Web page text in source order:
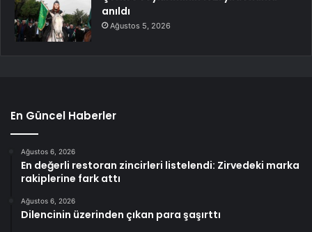
anıldı
Ağustos 5, 2026
En Güncel Haberler
Ağustos 6, 2026
En değerli restoran zincirleri listelendi: Zirvedeki marka
rakiplerine fark attı
Ağustos 6, 2026
Dilencinin üzerinden çıkan para şaşırttı